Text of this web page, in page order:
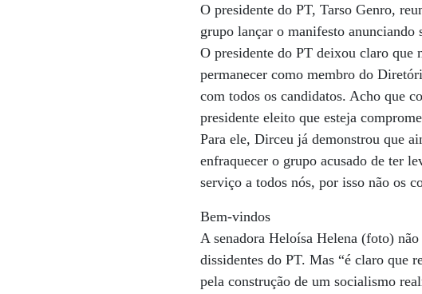
O presidente do PT, Tarso Genro,
grupo lançar o manifesto anunciando
O presidente do PT deixou claro que
permanecer como membro do
com todos os candidatos. Acho que
presidente eleito que esteja
Para ele, Dirceu já demonstrou que
enfraquecer o grupo acusado de ter
serviço a todos nós, por isso não os
Bem-vindos
A senadora Heloísa Helena (foto)
dissidentes do PT. Mas “é claro que
pela construção de um socialismo